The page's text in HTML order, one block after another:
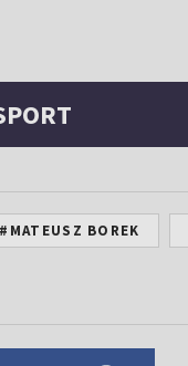
#MATEUSZ BOREK